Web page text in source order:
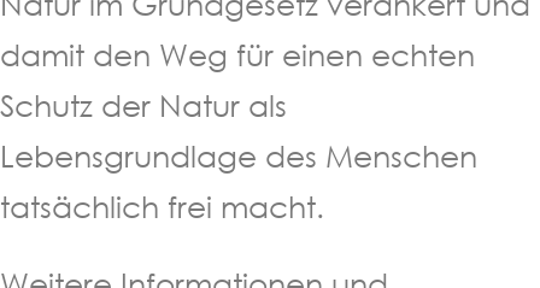
damit den Weg für einen echten
Schutz der Natur als
Lebensgrundlage des Menschen
tatsächlich frei macht.